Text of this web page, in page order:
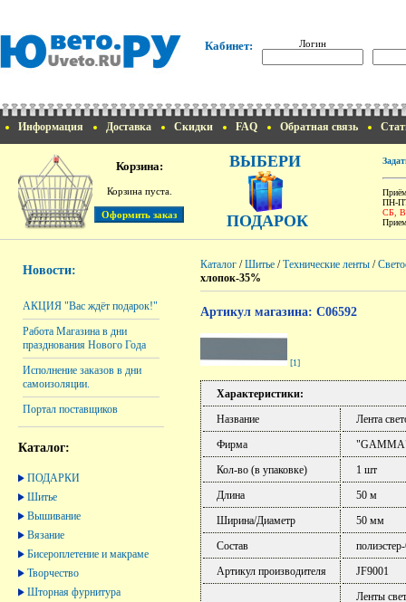
Кабинет: Логин
Информация Доставка Скидки FAQ Обратная связь
Корзина:
Корзина пуста.
ВЫБЕРИ
ПОДАРОК
ПН-
СБ,
Новости:
АКЦИЯ "Вас ждёт подарок!"
Работа Магазина в дни
празднования Нового Года
Исполнение заказов в дни
самоизоляции.
Портал поставщиков
Каталог:
ПОДАРКИ
Шитье
Вышивание
Вязание
Бисероплетение и макраме
Творчество
Шторная фурнитура
Каталог /Шитье /Технические ленты /
хлопок-35%
Артикул магазина: C06592
[1]
Характеристики:
Название
Лента
Фирма
Кол-во (в упаковке)
1 шт
Длина
50 м
Ширина/Диаметр
50 мм
Состав
Артикул производителя
JF9001
Ленты